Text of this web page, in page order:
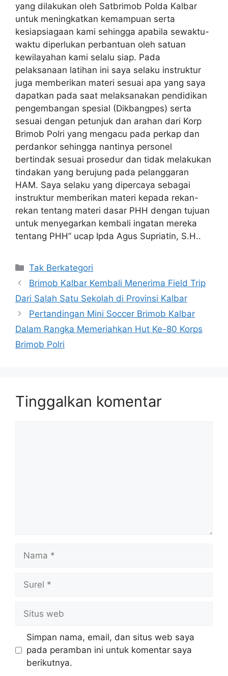
yang dilakukan oleh Satbrimob Polda Kalbar
untuk meningkatkan kemampuan serta
kesiapsiagaan kami sehingga apabila sewaktu-
waktu diperlukan perbantuan oleh satuan
kewilayahan kami selalu siap. Pada
pelaksanaan latihan ini saya selaku instruktur
juga memberikan materi sesuai apa yang saya
dapatkan pada saat melaksanakan pendidikan
pengembangan spesial (Dikbangpes) serta
sesuai dengan petunjuk dan arahan dari Korp
Brimob Polri yang mengacu pada perkap dan
perdankor sehingga nantinya personel
bertindak sesuai prosedur dan tidak melakukan
tindakan yang berujung pada pelanggaran
HAM. Saya selaku yang dipercaya sebagai
instruktur memberikan materi kepada rekan-
rekan tentang materi dasar PHH dengan tujuan
untuk menyegarkan kembali ingatan mereka
tentang PHH” ucap Ipda Agus Supriatin, S.H..
Kategori
Tak Berkategori
Brimob Kalbar Kembali Menerima Field Trip
Dari Salah Satu Sekolah di Provinsi Kalbar
Pertandingan Mini Soccer Brimob Kalbar
Dalam Rangka Memeriahkan Hut Ke-80 Korps
Brimob Polri
Tinggalkan komentar
web
Simpan nama, email, dan situs web saya
pada peramban ini untuk komentar saya
berikutnya.